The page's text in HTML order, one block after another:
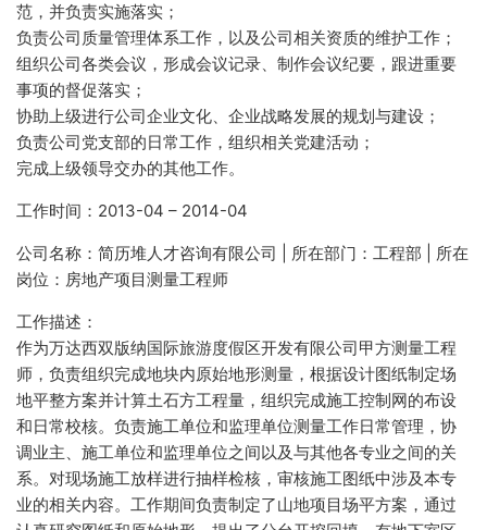
范，并负责实施落实；
负责公司质量管理体系工作，以及公司相关资质的维护工作；
组织公司各类会议，形成会议记录、制作会议纪要，跟进重要
事项的督促落实；
协助上级进行公司企业文化、企业战略发展的规划与建设；
负责公司党支部的日常工作，组织相关党建活动；
完成上级领导交办的其他工作。
工作时间：2013-04 – 2014-04
公司名称：简历堆人才咨询有限公司 | 所在部门：工程部 | 所在
岗位：房地产项目测量工程师
工作描述：
作为万达西双版纳国际旅游度假区开发有限公司甲方测量工程
师，负责组织完成地块内原始地形测量，根据设计图纸制定场
地平整方案并计算土石方工程量，组织完成施工控制网的布设
和日常校核。负责施工单位和监理单位测量工作日常管理，协
调业主、施工单位和监理单位之间以及与其他各专业之间的关
系。对现场施工放样进行抽样检核，审核施工图纸中涉及本专
业的相关内容。工作期间负责制定了山地项目场平方案，通过